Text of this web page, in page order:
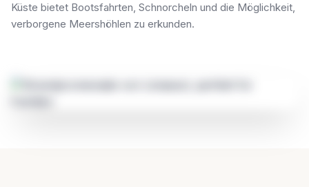
Küste bietet Bootsfahrten, Schnorcheln und die Möglichkeit,
verborgene Meershöhlen zu erkunden.